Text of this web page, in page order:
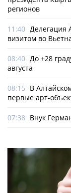
регионов
11:40 Делегация
визитом во
08:40 До +28
августа
08:15 В
первые арт-
07:38 Внук